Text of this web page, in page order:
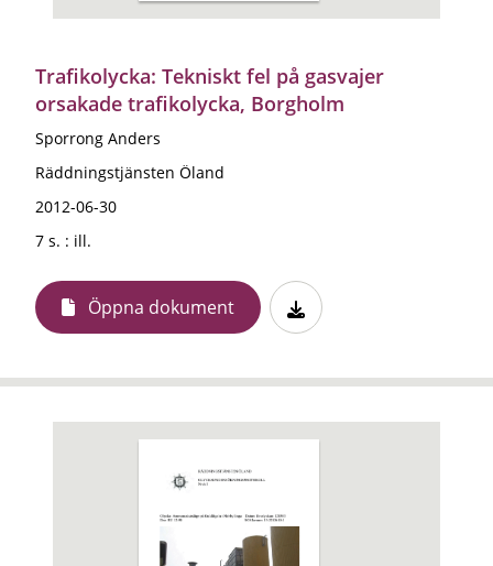
Trafikolycka: Tekniskt fel på gasvajer
orsakade trafikolycka, Borgholm
Sporrong Anders
Räddningstjänsten Öland
2012-06-30
7 s. : ill.
Öppna dokument